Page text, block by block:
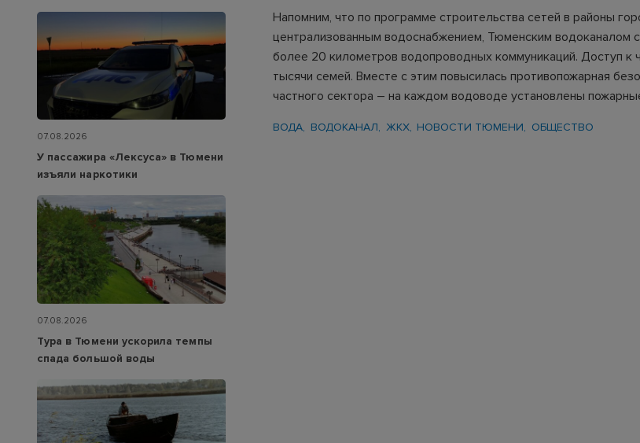
Напомним, что по программе строительства сетей в районы
централизованным водоснабжением, Тюменским водоканалом
более 20 километров водопроводных коммуникаций. Доступ к
тысячи семей. Вместе с этим повысилась противопожарная
частного сектора – на каждом водоводе установлены
ВОДА ВОДОКАНАЛ ЖКХ НОВОСТИ ТЮМЕНИ
ОБЩЕСТВО
07.08.2026
У пассажира «Лексуса» в Тюмени
изъяли наркотики
07.08.2026
Тура в Тюмени ускорила темпы
спада большой воды